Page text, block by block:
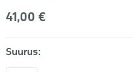
41,00 €
Suurus: